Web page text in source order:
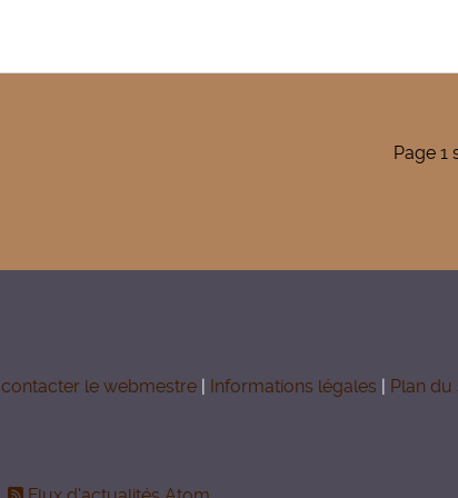
Page 1
contacter le webmestre Informations légales Plan du